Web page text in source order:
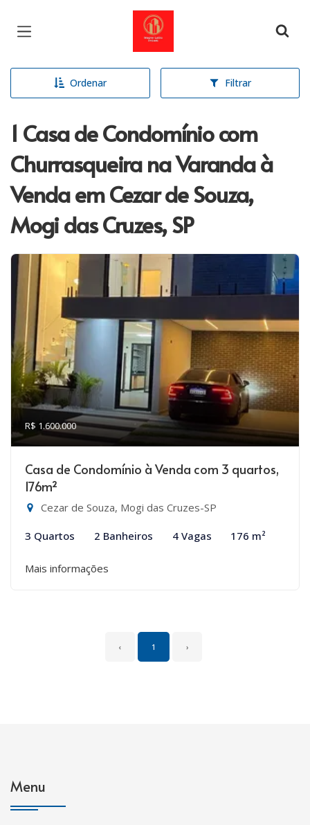
Página inicial
Ordenar Filtrar
1 Casa de Condomínio com
Churrasqueira na Varanda à
Venda em Cezar de Souza,
Mogi das Cruzes, SP
R$ 1.600.000
Casa de Condomínio à Venda com 3 quartos,
176m²
Cezar de Souza, Mogi das Cruzes-SP
3 Quartos 2 Banheiros 4 Vagas 176 m²
Mais informações
‹ 1 ›
Menu